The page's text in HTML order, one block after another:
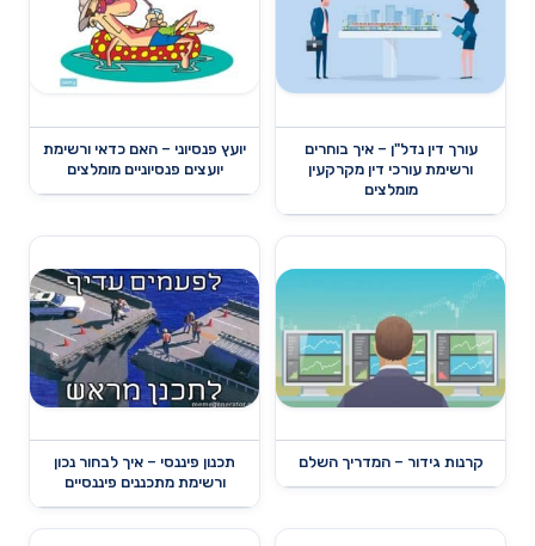
עורך דין נדל"ן – איך בוחרים
ורשימת עורכי דין מקרקעין
מומלצים
יועץ פנסיוני – האם כדאי ורשימת
יועצים פנסיוניים מומלצים
קרנות גידור – המדריך השלם
תכנון פיננסי – איך לבחור נכון
ורשימת מתכננים פיננסיים